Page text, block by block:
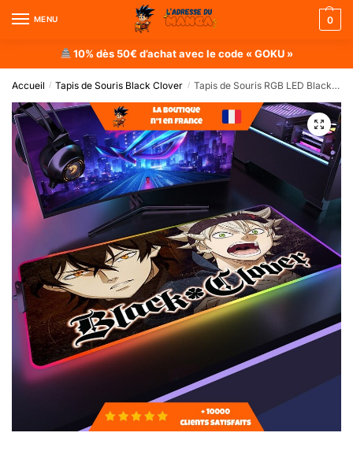
MENU 0
10% dès 50€ d’achat avec le code « GOKU »
Accueil / Tapis de Souris Black Clover / Tapis de Souris RGB LED Black Clover : Asta & Yuno